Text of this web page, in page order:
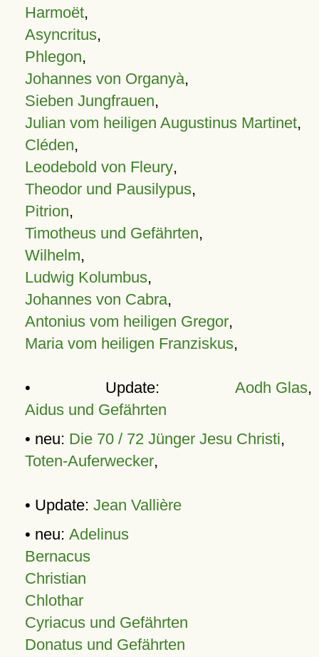
Harmoët,
Asyncritus,
Phlegon,
Johannes von Organyà,
Sieben Jungfrauen,
Julian vom heiligen Augustinus Martinet,
Cléden,
Leodebold von Fleury,
Theodor und Pausilypus,
Pitrion,
Timotheus und Gefährten,
Wilhelm,
Ludwig Kolumbus,
Johannes von Cabra,
Antonius vom heiligen Gregor,
Maria vom heiligen Franziskus,
• Update: Aodh Glas,
Aidus und Gefährten
• neu: Die 70 / 72 Jünger Jesu Christi,
Toten-Auferwecker,
• Update: Jean Vallière
• neu: Adelinus
Bernacus
Christian
Chlothar
Cyriacus und Gefährten
Donatus und Gefährten